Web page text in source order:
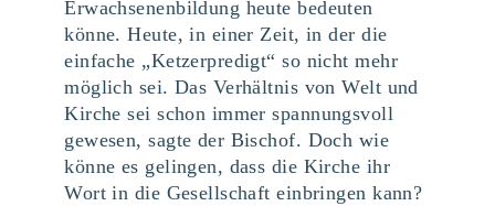
Erwachsenenbildung heute bedeuten
könne. Heute, in einer Zeit, in der die
einfache „Ketzerpredigt“ so nicht mehr
möglich sei. Das Verhältnis von Welt und
Kirche sei schon immer spannungsvoll
gewesen, sagte der Bischof. Doch wie
könne es gelingen, dass die Kirche ihr
Wort in die Gesellschaft einbringen kann?